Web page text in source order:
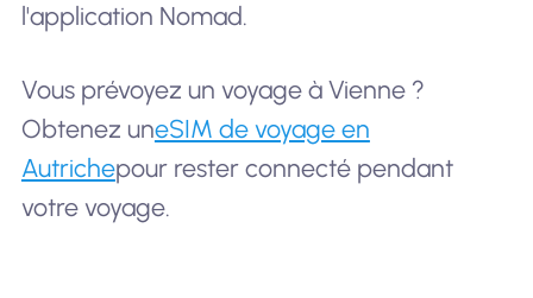
l'application Nomad.
Vous prévoyez un voyage à Vienne ?
Obtenez uneSIM de voyage en
Autrichepour rester connecté pendant
votre voyage.